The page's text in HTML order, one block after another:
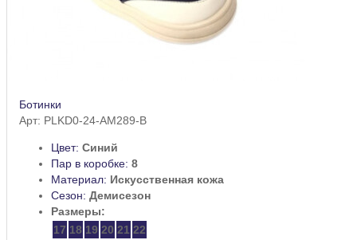
Ботинки
Арт: PLKD0-24-AM289-B
Цвет: Синий
Пар в коробке: 8
Материал: Искусственная кожа
Сезон: Демисезон
Размеры:
17 18 19 20 21 22